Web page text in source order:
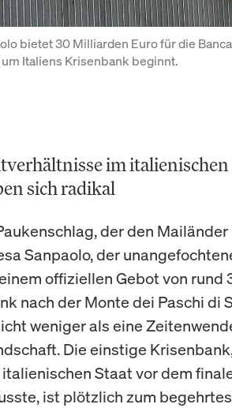
bietet 30 Milliarden Euro für die
Italiens Krisenbank beginnt.
im
sich radikal
der den
Sanpaolo, der
offiziellen Gebot von rund
nach der Monte dei Paschi di
weniger als eine
Die einstige
Staat vor dem
ist plötzlich zum